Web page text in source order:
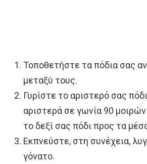
Τοποθετήστε τα πόδια σας
μεταξύ τους.
Γυρίστε το αριστερό σας
αριστερά σε γωνία 90
το δεξί σας πόδι προς τα
Εκπνεύστε, στη συνέχεια,
γόνατο.